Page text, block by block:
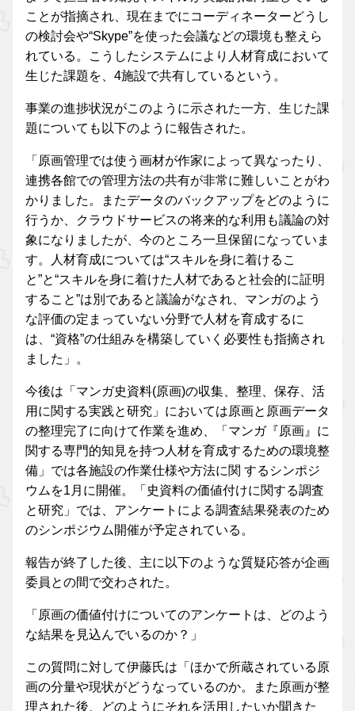
ことが指摘され、現在までにコーディネーターどうし
の検討会や“Skype”を使った会議などの環境も整えら
れている。こうしたシステムにより人材育成において
生じた課題を、4施設で共有しているという。
事業の進捗状況がこのように示された一方、生じた課
題についても以下のように報告された。
「原画管理では使う画材が作家によって異なったり、
連携各館での管理方法の共有が非常に難しいことがわ
かりました。またデータのバックアップをどのように
行うか、クラウドサービスの将来的な利用も議論の対
象になりましたが、今のところ一旦保留になっていま
す。人材育成については“スキルを身に着けるこ
と”と“スキルを身に着けた人材であると社会的に証明
すること”は別であると議論がなされ、マンガのよう
な評価の定まっていない分野で人材を育成するに
は、“資格”の仕組みを構築していく必要性も指摘され
ました」。
今後は「マンガ史資料(原画)の収集、整理、保存、活
用に関する実践と研究」においては原画と原画データ
の整理完了に向けて作業を進め、「マンガ『原画』に
関する専門的知見を持つ人材を育成するための環境整
備」では各施設の作業仕様や方法に関 するシンポジ
ウムを1月に開催。「史資料の価値付けに関する調査
と研究」では、アンケートによる調査結果発表のため
のシンポジウム開催が予定されている。
報告が終了した後、主に以下のような質疑応答が企画
委員との間で交わされた。
「原画の価値付けについてのアンケートは、どのよう
な結果を見込んでいるのか？」
この質問に対して伊藤氏は「ほかで所蔵されている原
画の分量や現状がどうなっているのか。また原画が整
理された後、どのようにそれを活用したいか聞きた